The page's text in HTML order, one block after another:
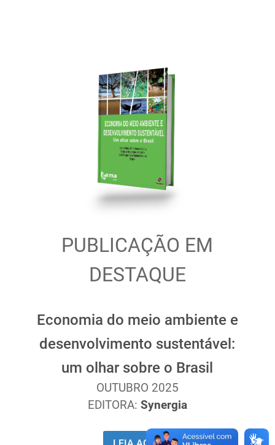
PUBLICAÇÃO EM
DESTAQUE
Economia do meio ambiente e
desenvolvimento sustentável:
um olhar sobre o Brasil
OUTUBRO 2025
EDITORA: Synergia